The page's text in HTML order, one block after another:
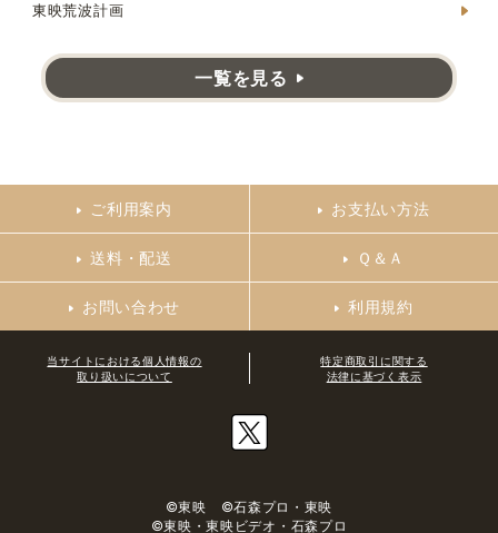
東映荒波計画
一覧を見る
ご利用案内 お支払い方法
送料・配送 Ｑ＆Ａ
お問い合わせ 利用規約
当サイトにおける個人情報の
取り扱いについて
特定商取引に関する
法律に基づく表示
©東映 ©石森プロ・東映
©東映・東映ビデオ・石森プロ